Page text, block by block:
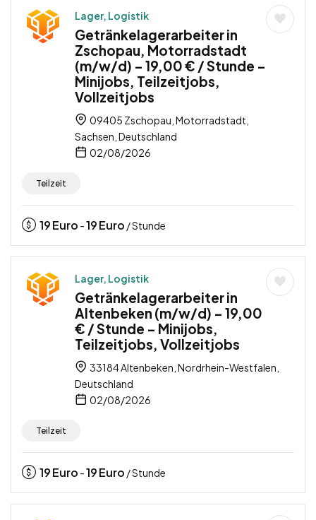
Lager, Logistik
Getränkelagerarbeiter in
Zschopau, Motorradstadt
(m/w/d) – 19,00 € / Stunde –
Minijobs, Teilzeitjobs,
Vollzeitjobs
09405 Zschopau, Motorradstadt,
Sachsen, Deutschland
02/08/2026
Teilzeit
19Euro -19Euro / Stunde
Lager, Logistik
Getränkelagerarbeiter in
Altenbeken (m/w/d) – 19,00
€ / Stunde – Minijobs,
Teilzeitjobs, Vollzeitjobs
33184 Altenbeken, Nordrhein-Westfalen,
Deutschland
02/08/2026
Teilzeit
19Euro -19Euro / Stunde